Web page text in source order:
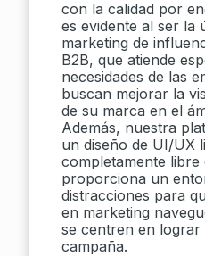
con la calidad por
es evidente al ser la
marketing de
B2B, que atiende
necesidades de las
buscan mejorar la
de su marca en el
Además, nuestra
un diseño de UI/UX
completamente
proporciona un
distracciones para
en marketing
se centren en lograr
campaña.